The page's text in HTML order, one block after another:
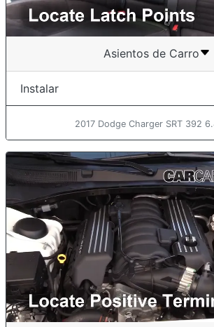
Asientos de Carro
Instalar
2017 Dodge Charger SRT 392